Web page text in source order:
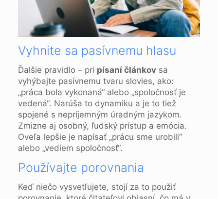
Vyhnite sa pasívnemu hlasu
Ďalšie pravidlo – pri písaní článkovsa
vyhýbajte pasívnemu tvaru slovies, ako:
„práca bola vykonaná“ alebo „spoločnosť je
vedená“. Narúša to dynamiku a je to tiež
spojené s nepríjemným úradným jazykom.
Zmizne aj osobný, ľudský prístup a emócia.
Oveľa lepšie je napísať „prácu sme urobili“
alebo „vediem spoločnosť“.
Používajte porovnania
Keď niečo vysvetľujete, stojí za to použiť